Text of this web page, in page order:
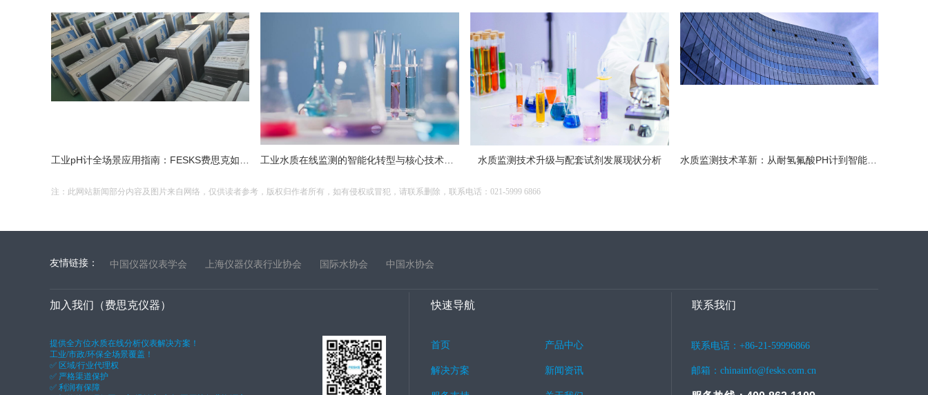
水质监测技术升级与配套试剂发展现状分析 水质监测技术革新：从耐氢氟酸PH计到智能环保监测的数字化转型
注：此网站新闻部分内容及图片来自网络，仅供读者参考，版权归作者所有，如有侵权或冒犯，请联系删除，联系电话：021-5999 6866
联系电话：+86-21-59996866
邮箱：chinainfo@fesks.com.cn
联系我们
快速导航
首页 产品中心
解决方案 新闻资讯
加入我们（费思克仪器）
提供全方位水质在线分析仪表解决方案！
工业/市政/环保全场景覆盖！
✅ 区域/行业代理权
✅ 严格渠道保护
✅ 利润有保障
友情链接： 中国仪器仪表学会 上海仪器仪表行业协会 国际水协会 中国水协会